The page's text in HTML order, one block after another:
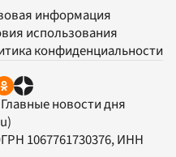
информация
использования
конфиденциальности
новости дня
1067761730376, ИНН